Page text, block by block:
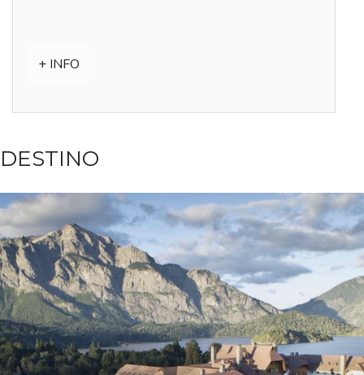
+ INFO
DESTINO